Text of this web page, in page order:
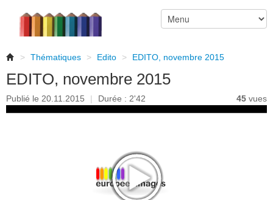
> Thématiques > Edito > EDITO, novembre 2015
EDITO, novembre 2015
Publié le 20.11.2015 | Durée : 2'42 45 vues